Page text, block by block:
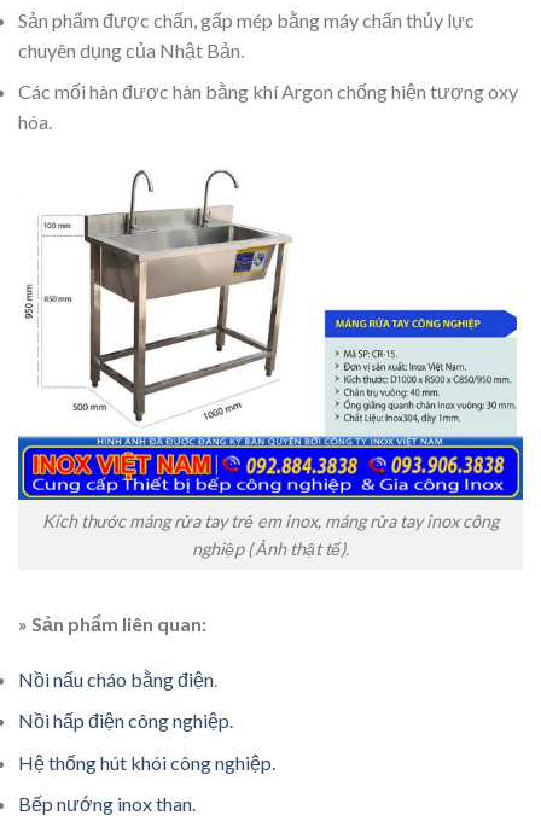
Sản phẩm được chấn, gấp mép bằng máy chấn thủy lực
chuyên dụng của Nhật Bản.
Các mối hàn được hàn bằng khí Argon chống hiện tượng oxy
hóa.
Kích thước máng rửa tay trẻ em inox, máng rửa tay inox công
nghiệp ( Ảnh thật tế).
» Sản phẩm liên quan:
Nồi nấu cháo bằng điện
Nồi hấp điện công nghiệp.
Hệ thống hút khói công nghiệp.
Bếp nướng inox than.